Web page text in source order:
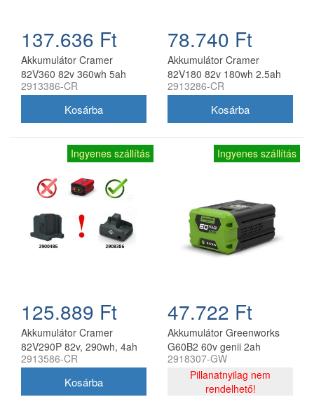
137.636 Ft
Akkumulátor Cramer
82V360 82v 360wh 5ah
18650
2913386-CR
78.740 Ft
Akkumulátor Cramer
82V180 82v 180wh 2.5ah
18650
2913286-CR
Ingyenes szállítás
125.889 Ft
Akkumulátor Cramer
82V290P 82v, 290wh, 4ah
21700 bluetooth ipx4
2913586-CR
Ingyenes szállítás
47.722 Ft
Akkumulátor Greenworks
G60B2 60v genii 2ah
2918307-GW
Pillanatnyilag nem
rendelhető!